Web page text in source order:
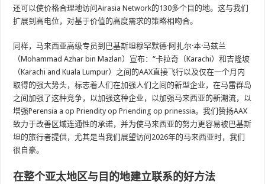
还可以使价格合理地访问Airasia Network的130多个目的地。这与我们
扩展到高电位，对基于价值的高度需求的策略相吻合。
同样，马来西亚高级专员到巴基斯坦穆罕默德·阿扎尔·本·马兹兰
（Mohammad Azhar bin Mazlan）宣布：“卡拉奇（Karachi）和吉隆坡
（Karachi and Kuala Lumpur）之间的AAX直接飞行以及仅在一个月内
取得的强大势头，标志着人们在加强人们之间的新型企业，在马雷群岛
之间加强了这种竞争，以加强这种企业，以加强马来西亚的新潮流，以
增强Perensia a op Priendity op Priending op prinessia。我们赞扬AAX
致力于改善区域连通性的承诺，并为使马来西亚的努力更容易被巴基斯
坦的旅行者提供，尤其是当我们展望访问2026年的马来西亚时，我们
很自豪。
在整个亚太地区与目的地建立联系的好方法